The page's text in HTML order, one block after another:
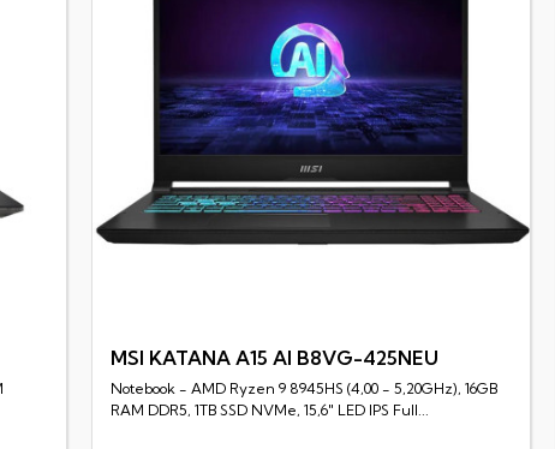
Rychlý náhled
MSI KATANA A15 AI B8VG-425NEU
Notebook - AMD Ryzen 9 8945HS (4,00 - 5,20GHz), 16GB
RAM DDR5, 1TB SSD NVMe, 15,6" LED IPS Full...